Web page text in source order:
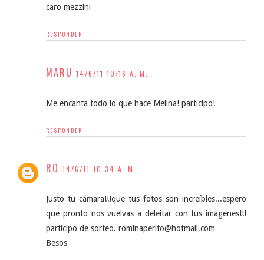
caro mezzini
RESPONDER
MARU 14/6/11 10:16 A. M.
Me encanta todo lo que hace Melina! participo!
RESPONDER
RO 14/6/11 10:34 A. M.
Justo tu cámara!!!que tus fotos son increíbles...espero
que pronto nos vuelvas a deleitar con tus imagenes!!!
participo de sorteo. rominaperito@hotmail.com
Besos